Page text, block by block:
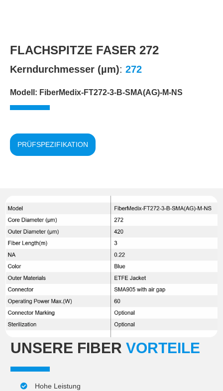
FLACHSPITZE FASER 272
Kerndurchmesser (µm): 272
Modell: FiberMedix-FT272-3-B-SMA(AG)-M-NS
PRÜFSPEZIFIKATION
UNSERE FIBERVORTEILE
Hohe Leistung